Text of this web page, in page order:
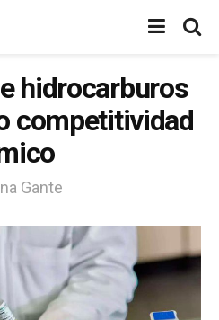
hidrocarburos
competitividad
Gante